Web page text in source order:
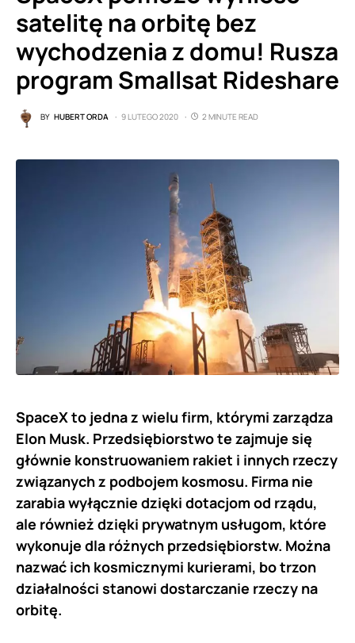
satelitę na orbitę bez
wychodzenia z domu! Rusza
program Smallsat Rideshare
BY HUBERT ORDA 9 LUTEGO 2020 2 MINUTE READ
SpaceX to jedna z wielu firm, którymi zarządza
Elon Musk. Przedsiębiorstwo te zajmuje się
głównie konstruowaniem rakiet i innych rzeczy
związanych z podbojem kosmosu. Firma nie
zarabia wyłącznie dzięki dotacjom od rządu,
ale również dzięki prywatnym usługom, które
wykonuje dla różnych przedsiębiorstw. Można
nazwać ich kosmicznymi kurierami, bo trzon
działalności stanowi dostarczanie rzeczy na
orbitę.